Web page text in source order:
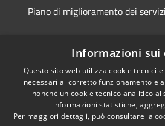
Piano di miglioramento dei servizi
RSS
Accessibilità
Privacy
Cookie
Informazioni sui
Questo sito web utilizza cookie tecnici
necessari al corretto funzionamento e
nonché un cookie tecnico analitico
informazioni statistiche,
Per maggiori dettagli, può consultare la